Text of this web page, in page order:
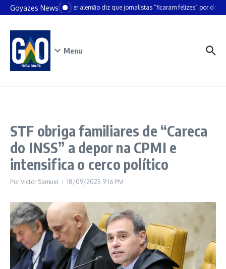
Ir para o conteúdo
Goyazes NewsChanceler alemão diz que jornalistas “ficaram felizes” por deixar
Menu
STF obriga familiares de “Careca
do INSS” a depor na CPMI e
intensifica o cerco político
PorVictor Samuel 18/09/2025 9:16 PM